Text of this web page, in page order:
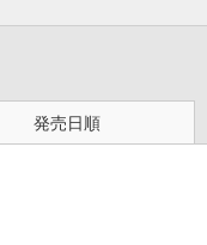
発売日順